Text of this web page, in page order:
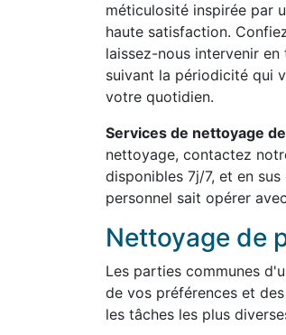
méticulosité inspirée par
haute satisfaction.
laissez-nous intervenir
suivant la périodicité qui
votre quotidien.
Services de nettoyage
nettoyage, contactez
disponibles 7j/7, et en
personnel sait opérer
Nettoyage de
Les parties communes
de vos préférences et
les tâches les plus